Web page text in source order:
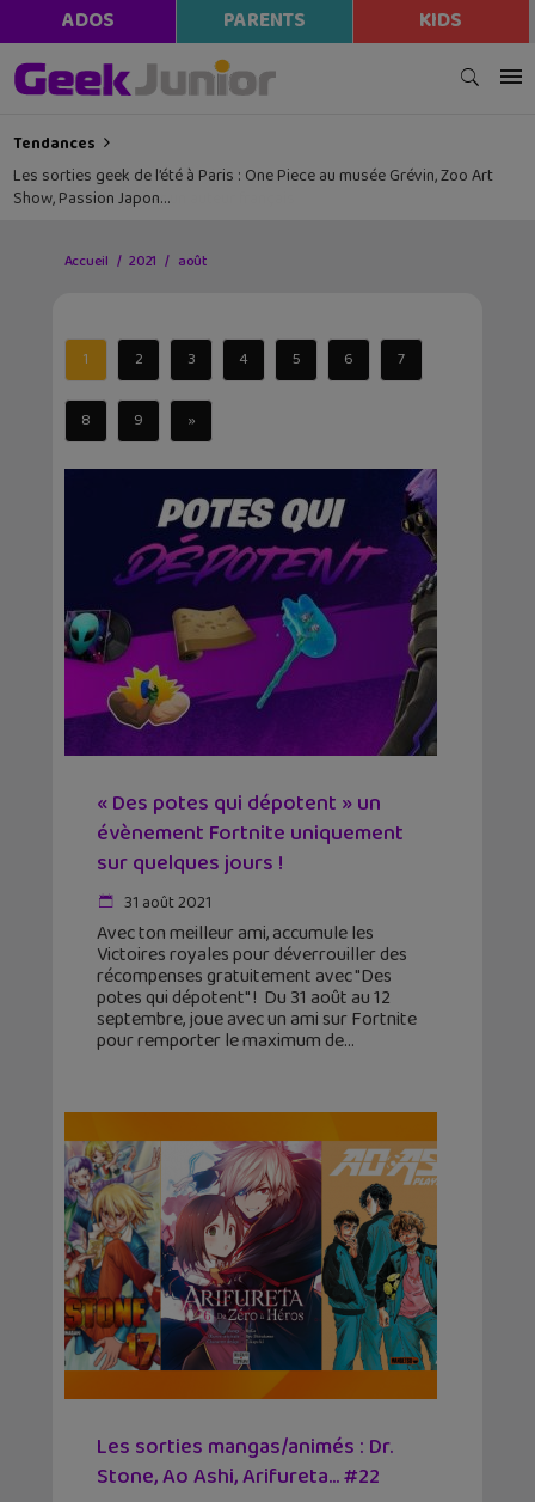
ADOS PARENTS KIDS
Tendances
Les sorties geek de l’été à Paris : One Piece au musée Grévin, Zoo Art
Show, Passion Japon…
Accueil 2021 août
1 2 3 4 5 6 7
8 9 »
« Des potes qui dépotent » un
évènement Fortnite uniquement
sur quelques jours !
31 août 2021
Avec ton meilleur ami, accumule les
Victoires royales pour déverrouiller des
récompenses gratuitement avec "Des
potes qui dépotent" ! Du 31 août au 12
septembre, joue avec un ami sur Fortnite
pour remporter le maximum de
Les sorties mangas/animés : Dr.
Stone, Ao Ashi, Arifureta… #22